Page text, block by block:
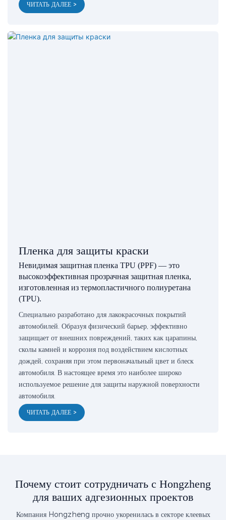
ЧИТАТЬ ДАЛЕЕ >
Пленка для защиты краски
Невидимая защитная пленка TPU (PPF) — это
высокоэффективная прозрачная защитная пленка,
изготовленная из термопластичного полиуретана
(TPU).
Специально разработано для лакокрасочных покрытий
автомобилей. Образуя физический барьер, эффективно
защищает от внешних повреждений, таких как царапины,
сколы камней и коррозия под воздействием кислотных
дождей, сохраняя при этом первоначальный цвет и блеск
автомобиля. В настоящее время это наиболее широко
используемое решение для защиты наружной поверхности
автомобиля.
ЧИТАТЬ ДАЛЕЕ >
Почему стоит сотрудничать с Hongzheng
для ваших адгезионных проектов
Компания Hongzheng прочно укоренилась в секторе клеевых